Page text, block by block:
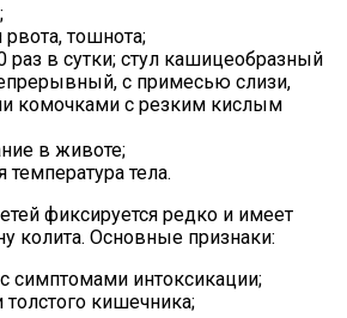
рвота, тошнота;
раз в сутки; стул кашицеобразный
с примесью слизи,
комочками с резким кислым
в животе;
тела.
фиксируется редко и имеет
колита. Основные признаки:
симптомами интоксикации;
толстого кишечника;